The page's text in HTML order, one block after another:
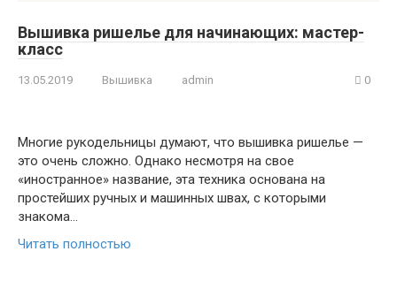
Вышивка ришелье для начинающих: мастер-
класс
13.05.2019 Вышивка admin 0
Многие рукодельницы думают, что вышивка ришелье —
это очень сложно. Однако несмотря на свое
«иностранное» название, эта техника основана на
простейших ручных и машинных швах, с которыми
знакома…
Читать полностью